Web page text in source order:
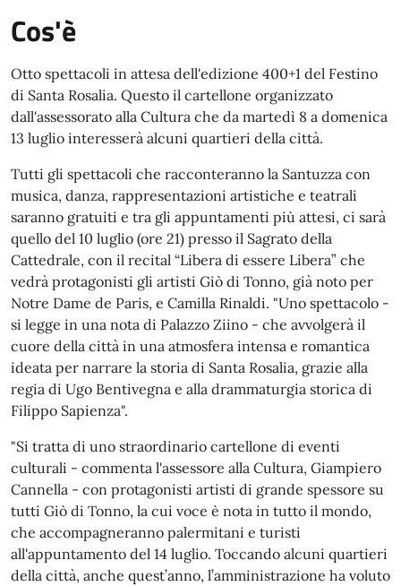
Cos'è
Otto spettacoli in attesa dell'edizione 400+1 del Festino
di Santa Rosalia. Questo il cartellone organizzato
dall'assessorato alla Cultura che da martedì 8 a domenica
13 luglio interesserà alcuni quartieri della città.
Tutti gli spettacoli che racconteranno la Santuzza con
musica, danza, rappresentazioni artistiche e teatrali
saranno gratuiti e tra gli appuntamenti più attesi, ci sarà
quello del 10 luglio (ore 21) presso il Sagrato della
Cattedrale, con il recital “Libera di essere Libera” che
vedrà protagonisti gli artisti Giò di Tonno, già noto per
Notre Dame de Paris, e Camilla Rinaldi. "Uno spettacolo -
si legge in una nota di Palazzo Ziino - che avvolgerà il
cuore della città in una atmosfera intensa e romantica
ideata per narrare la storia di Santa Rosalia, grazie alla
regia di Ugo Bentivegna e alla drammaturgia storica di
Filippo Sapienza".
"Si tratta di uno straordinario cartellone di eventi
culturali - commenta l'assessore alla Cultura, Giampiero
Cannella - con protagonisti artisti di grande spessore su
tutti Giò di Tonno, la cui voce è nota in tutto il mondo,
che accompagneranno palermitani e turisti
all'appuntamento del 14 luglio. Toccando alcuni quartieri
della città, anche quest’anno, l’amministrazione ha voluto